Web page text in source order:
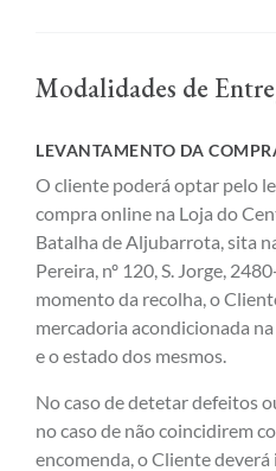
Modalidades de
LEVANTAMENTO DA
O cliente poderá optar pelo
compra online na Loja do
Batalha de Aljubarrota, sita
Pereira, nº 120, S. Jorge,
momento da recolha, o
mercadoria acondicionada
e o estado dos mesmos.
No caso de detetar defeitos
no caso de não coincidirem
encomenda, o Cliente